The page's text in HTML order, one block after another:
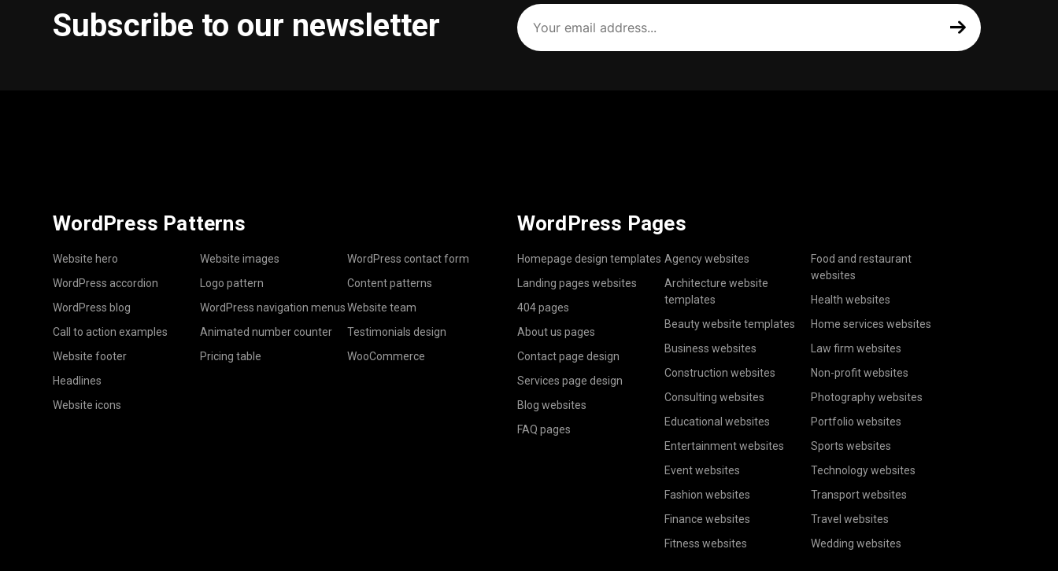
Subscribe to our newsletter
Your
email
address
(Required)
WordPress Patterns
Website hero
WordPress accordion
WordPress blog
Call to action examples
Website footer
Headlines
Website icons
Website images
Logo pattern
WordPress navigation menus
Animated number counter
Pricing table
WordPress contact form
Content patterns
Website team
Testimonials design
WooCommerce
WordPress Pages
Homepage design templates
Landing pages websites
404 pages
About us pages
Contact page design
Services page design
Blog websites
FAQ pages
Agency websites
Architecture website
templates
Beauty website templates
Business websites
Construction websites
Consulting websites
Educational websites
Entertainment websites
Event websites
Fashion websites
Finance websites
Fitness websites
Food and restaurant
websites
Health websites
Home services websites
Law firm websites
Non-profit websites
Photography websites
Portfolio websites
Sports websites
Technology websites
Transport websites
Travel websites
Wedding websites